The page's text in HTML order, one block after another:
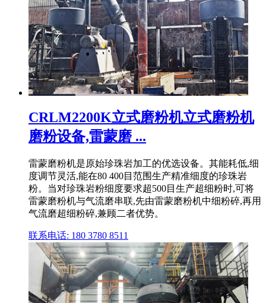
CRLM2200K立式磨粉机立式磨粉机
磨粉设备,雷蒙磨 ...
雷蒙磨粉机是原始珍珠岩加工的优选设备。其能耗低,细
度调节灵活,能在80 400目范围生产精准细度的珍珠岩
粉。当对珍珠岩粉细度要求超500目生产超细粉时,可将
雷蒙磨粉机与气流磨串联,先由雷蒙磨粉机中细粉碎,再用
气流磨超细粉碎,兼顾二者优势。
联系电话: 180 3780 8511